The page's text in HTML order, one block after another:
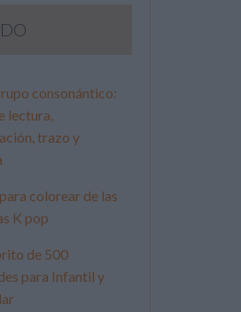
consonántico:
lectura,
trazo y
colorear de las
K pop
de 500
para Infantil y